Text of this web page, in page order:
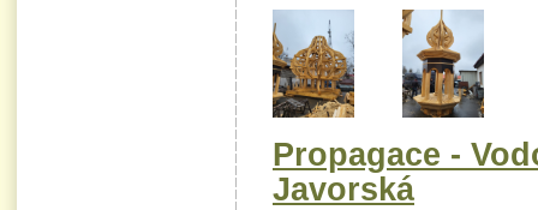
Propagace -
Javorská